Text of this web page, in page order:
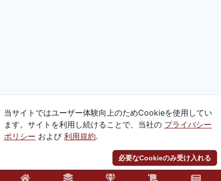
当サイトではユーザー体験向上のためCookieを使用してい
ます。サイトを利用し続けることで、当社の プライバシー
ポリシー および 利用規約.
必要なCookieのみ受け入れる